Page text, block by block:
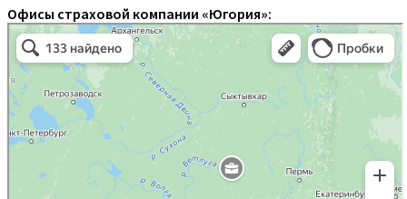
Офисы страховой компании «Югория»: